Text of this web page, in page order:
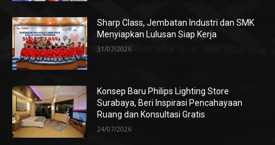
Sharp Class, Jembatan Industri dan SMK
Menyiapkan Lulusan Siap Kerja
31/07/2026
Konsep Baru Philips Lighting Store
Surabaya, Beri Inspirasi Pencahayaan
Ruang dan Konsultasi Gratis
24/07/2026